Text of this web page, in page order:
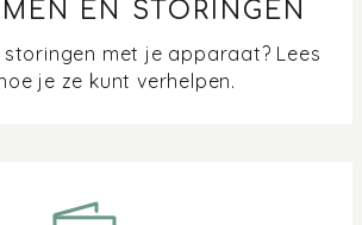
EN STORINGEN
met je apparaat? Lees
je ze kunt verhelpen.